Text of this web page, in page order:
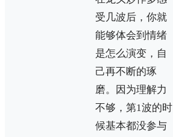
受几波后，你就
能够体会到情绪
是怎么演变，自
己再不断的琢
磨。因为理解力
不够，第1波的时
候基本都没参与